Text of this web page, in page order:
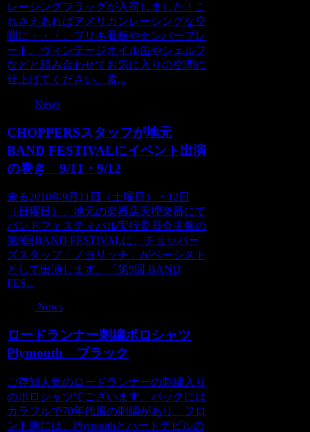
レーシングフラッグが入荷しました！こ
れさえあればアメリカンレーシングな空
間に・・・。ブリキ看板やナンバープレ
ート、ヴィンテージオイル缶やシェルフ
などと組み合わせてお気に入りの空間に
仕上げてください。素...
News
CHOPPERSスタッフが地元
BAND FESTIVALにイベント出演
の巻き 9/11・9/12
来る2010年9月11日（土曜日）・12日
（日曜日）、地元の楽器店天理楽器にて
バンドフェスティバル実行委員会主催の
第9回BAND FESTIVALに、チョッパー
ズスタッフ「ノヨリッチ」がベーシスト
として出演します。「第9回 BAND
FES...
News
ロードランナー刺繍ポロシャツ
Plymouth ブラック
ご存知人気のロードランナーの刺繍入り
のポロシャツでございます。バックには
カラフルで70年代風の刺繍があり、フロ
ント胸には、Plymouthとハートデビルの